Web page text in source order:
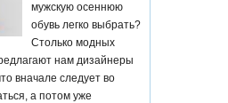
мужскую осеннюю
обувь легко выбрать?
Столько модных
нам дизайнеры
вначале следует во
а потом уже